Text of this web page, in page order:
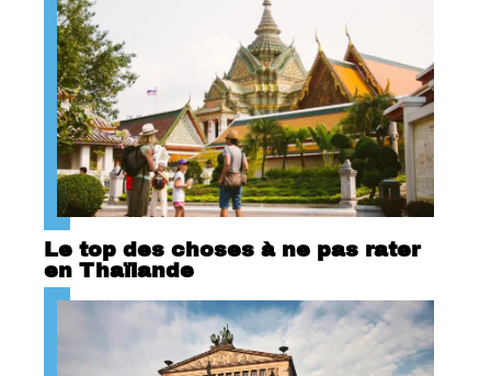
Le top des choses à ne pas rater
en Thaïlande